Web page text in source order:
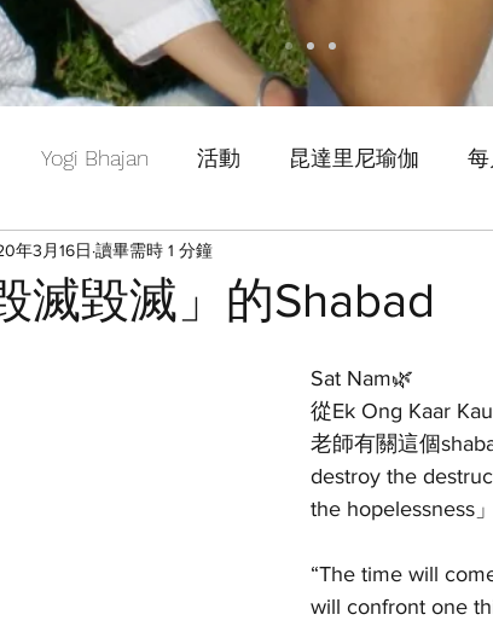
Yogi Bhajan 活動 昆達里尼瑜伽
滅毀滅」的Shabad
年3月16日 讀畢需時 1 分鐘
Sat Nam🌿
從Ek Ong Kaar
老師有關這個
destroy the
the hopelessness」
“The time will
will confront one